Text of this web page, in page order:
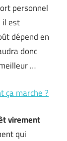
personnel
il est
dépend en
donc
…
ça marche ?
virement
qui